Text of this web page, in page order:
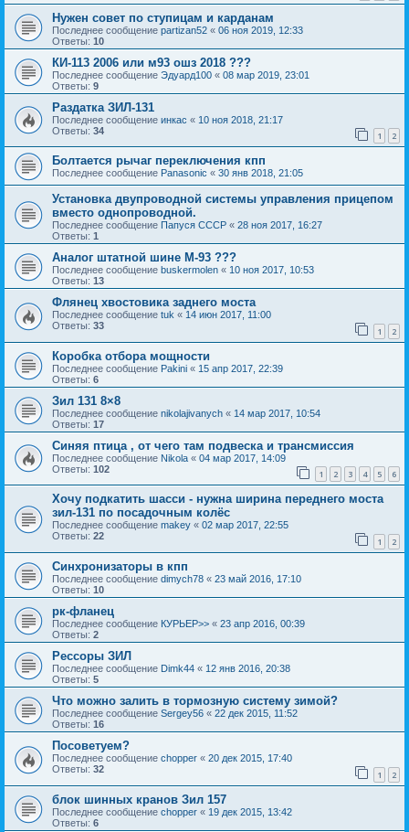
Нужен совет по ступицам и карданам
Последнее сообщение partizan52 « 06 ноя 2019, 12:33
Ответы: 10
КИ-113 2006 или м93 ошз 2018 ???
Последнее сообщение Эдуард100 « 08 мар 2019, 23:01
Ответы: 9
Раздатка ЗИЛ-131
Последнее сообщение инкас « 10 ноя 2018, 21:17
Ответы: 34 1 2
Болтается рычаг переключения кпп
Последнее сообщение Panasonic « 30 янв 2018, 21:05
Установка двупроводной системы управления прицепом
вместо однопроводной.
Последнее сообщение Папуся СССР « 28 ноя 2017, 16:27
Ответы: 1
Аналог штатной шине М-93 ???
Последнее сообщение buskermolen « 10 ноя 2017, 10:53
Ответы: 13
Флянец хвостовика заднего моста
Последнее сообщение tuk « 14 июн 2017, 11:00
Ответы: 33 1 2
Коробка отбора мощности
Последнее сообщение Pakini « 15 апр 2017, 22:39
Ответы: 6
Зил 131 8×8
Последнее сообщение nikolajivanych « 14 мар 2017, 10:54
Ответы: 17
Синяя птица , от чего там подвеска и трансмиссия
Последнее сообщение Nikola « 04 мар 2017, 14:09
Ответы: 102 1 2 3 4 5 6
Хочу подкатить шасси - нужна ширина переднего моста
зил-131 по посадочным колёс
Последнее сообщение makey « 02 мар 2017, 22:55
Ответы: 22 1 2
Синхронизаторы в кпп
Последнее сообщение dimych78 « 23 май 2016, 17:10
Ответы: 10
рк-фланец
Последнее сообщение КУРЬЕР>> « 23 апр 2016, 00:39
Ответы: 2
Рессоры ЗИЛ
Последнее сообщение Dimk44 « 12 янв 2016, 20:38
Ответы: 5
Что можно залить в тормозную систему зимой?
Последнее сообщение Sergey56 « 22 дек 2015, 11:52
Ответы: 16
Посоветуем?
Последнее сообщение chopper « 20 дек 2015, 17:40
Ответы: 32 1 2
блок шинных кранов Зил 157
Последнее сообщение chopper « 19 дек 2015, 13:42
Ответы: 6